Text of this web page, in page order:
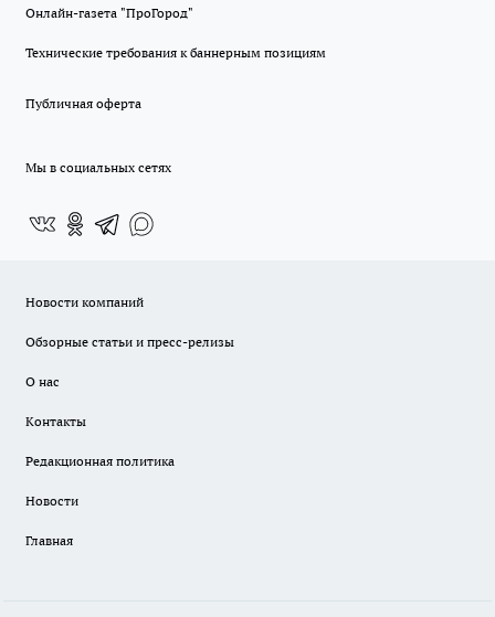
Онлайн-газета "ПроГород"
Технические требования к баннерным позициям
Публичная оферта
Мы в социальных сетях
Новости компаний
Обзорные статьи и пресс-релизы
О нас
Контакты
Редакционная политика
Новости
Главная